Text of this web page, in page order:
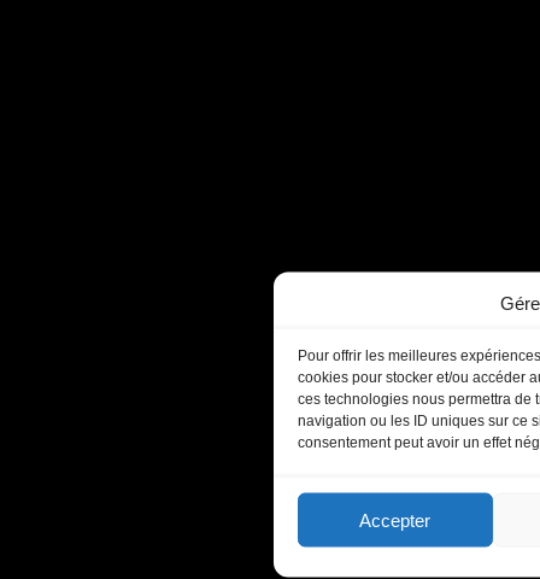
Pour offrir les meilleures
cookies pour stocker et/ou accéder
ces technologies nous permettra de
navigation ou les ID uniques sur ce
consentement peut avoir un effet
Accepter